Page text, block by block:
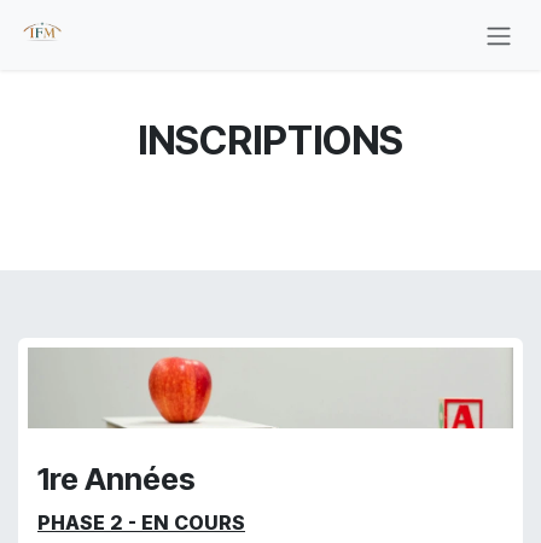
INSCRIPTIONS
1re Années
PHASE 2 - EN COURS